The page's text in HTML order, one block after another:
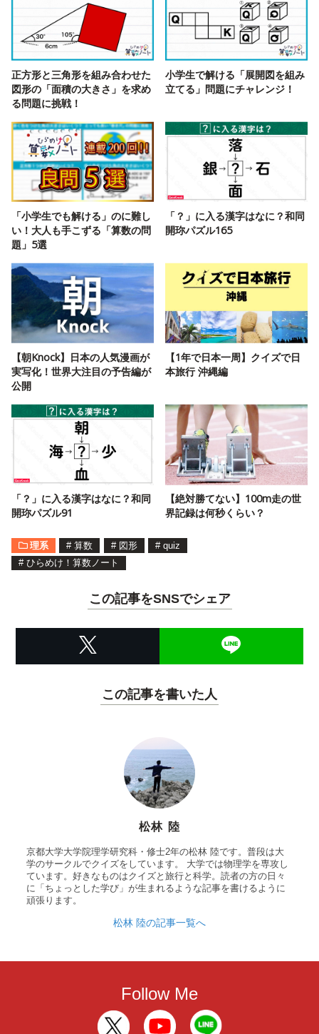
正方形と三角形を組み合わせた
図形の「面積の大きさ」を求め
る問題に挑戦！
小学生で解ける「展開図を組み
立てる」問題にチャレンジ！
「小学生でも解ける」のに難し
い！大人も手こずる「算数の問
題」5選
「？」に入る漢字はなに？和同
開珎パズル165
【朝Knock】日本の人気漫画が
実写化！世界大注目の予告編が
公開
【1年で日本一周】クイズで日
本旅行 沖縄編
「？」に入る漢字はなに？和同
開珎パズル91
【絶対勝てない】100m走の世
界記録は何秒くらい？
理系 # 算数 # 図形 # quiz
# ひらめけ！算数ノート
この記事をSNSでシェア
この記事を書いた人
松林 陸
京都大学大学院理学研究科・修士2年の松林 陸です。普段は大
学のサークルでクイズをしています。 大学では物理学を専攻し
ています。好きなものはクイズと旅行と科学。読者の方の日々
に「ちょっとした学び」が生まれるような記事を書けるように
頑張ります。
松林 陸の記事一覧へ
Follow Me